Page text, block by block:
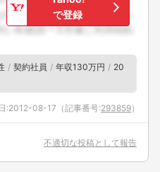
で登録
契約社員 年収130万円
20
:2012-08-17 （記事番号:293859）
不適切な投稿として報告